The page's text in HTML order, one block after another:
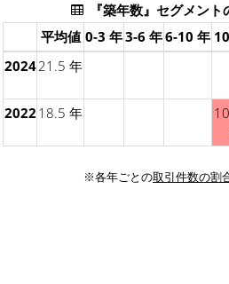
『築年数』セグメン
平均値 0-3 年3-6 年6-10 年
202421.5 年
202218.5 年
※各年ごとの取引件数の割